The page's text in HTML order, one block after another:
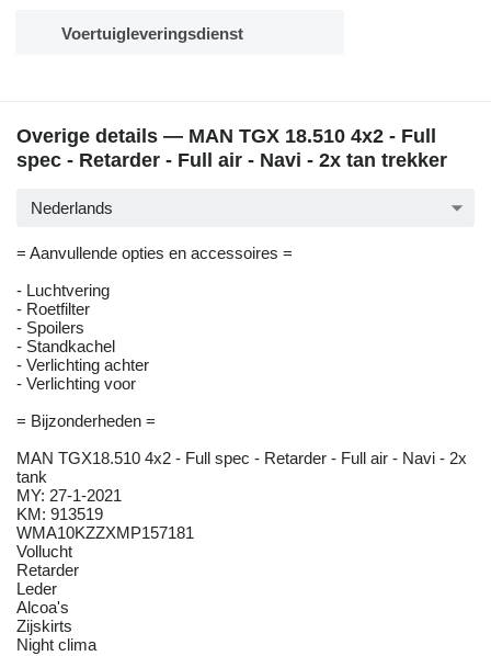
Voertuigleveringsdienst
Overige details — MAN TGX 18.510 4x2 - Full
spec - Retarder - Full air - Navi - 2x tan trekker
Nederlands
= Aanvullende opties en accessoires =
- Luchtvering
- Roetfilter
- Spoilers
- Standkachel
- Verlichting achter
- Verlichting voor
= Bijzonderheden =
MAN TGX18.510 4x2 - Full spec - Retarder - Full air - Navi - 2x
tank
MY: 27-1-2021
KM: 913519
WMA10KZZXMP157181
Vollucht
Retarder
Leder
Alcoa's
Zijskirts
Night clima